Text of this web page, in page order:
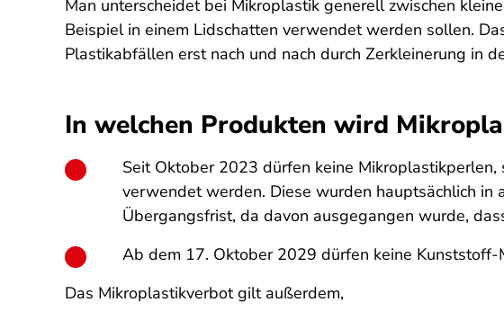
Man unterscheidet bei Mikroplastik generell zwischen
Beispiel in einem Lidschatten verwendet werden sollen.
Plastikabfällen erst nach und nach durch Zerkleinerung in
In welchen Produkten wird
Seit Oktober 2023 dürfen keine
verwendet werden. Diese wurden hauptsächlich
Übergangsfrist, da davon ausgegangen wurde,
Ab dem 17. Oktober 2029 dürfen keine
Das Mikroplastikverbot gilt außerdem,